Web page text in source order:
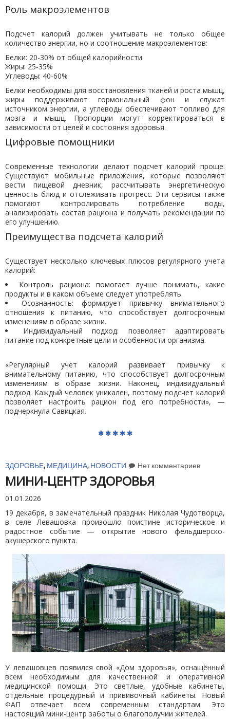
Роль макроэлементов
Подсчет калорий должен учитывать не только общее
количество энергии, но и соотношение макроэлементов:
Белки: 20-30% от общей калорийности
Жиры: 25-35%
Углеводы: 40-60%
Белки необходимы для восстановления тканей и роста мышц,
жиры поддерживают гормональный фон и служат
источником энергии, а углеводы обеспечивают топливо для
мозга и мышц. Пропорции могут корректироваться в
зависимости от целей и состояния здоровья.
Цифровые помощники
Современные технологии делают подсчет калорий проще.
Существуют мобильные приложения, которые позволяют
вести пищевой дневник, рассчитывать энергетическую
ценность блюд и отслеживать прогресс. Эти сервисы также
помогают контролировать потребление воды,
анализировать состав рациона и получать рекомендации по
его улучшению.
Преимущества подсчета калорий
Существует несколько ключевых плюсов регулярного учета
калорий:
Контроль рациона: помогает лучше понимать, какие
продукты и в каком объеме следует употреблять.
Осознанность: формирует привычку внимательного
отношения к питанию, что способствует долгосрочным
изменениям в образе жизни.
Индивидуальный подход: позволяет адаптировать
питание под конкретные цели и особенности организма.
«Регулярный учет калорий развивает привычку к
внимательному питанию, что способствует долгосрочным
изменениям в образе жизни. Наконец, индивидуальный
подход. Каждый человек уникален, поэтому подсчет калорий
позволяет настроить рацион под его потребности», —
подчеркнула Савицкая.
ЗДОРОВЬЕ, МЕДИЦИНА, НОВОСТИ Нет комментариев
МИНИ-ЦЕНТР ЗДОРОВЬЯ
01.01.2026
19 декабря, в замечательный праздник Николая Чудотворца,
в селе Левашовка произошло поистине историческое и
радостное событие — открытие нового фельдшерско-
акушерского пункта.
У левашовцев появился свой «Дом здоровья», оснащённый
всем необходимым для качественной и оперативной
медицинской помощи. Это светлые, удобные кабинеты,
отдельные процедурный и прививочный кабинеты. Новый
ФАП отвечает всем современным стандартам. Это
настоящий мини-центр заботы о благополучии жителей.